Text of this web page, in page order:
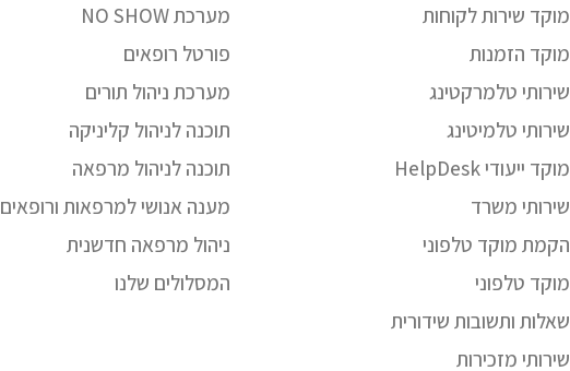
מוקד שירות לקוחות
מוקד הזמנות
שירותי טלמרקטינג
שירותי טלמיטינג
מוקד ייעודי HelpDesk
שירותי משרד
הקמת מוקד טלפוני
מוקד טלפוני
שאלות ותשובות שידורית
שירותי מזכירות
מערכת NO SHOW
פורטל רופאים
מערכת ניהול תורים
תוכנה לניהול קליניקה
תוכנה לניהול מרפאה
מענה אנושי למרפאות ורופאים
ניהול מרפאה חדשנית
המסלולים שלנו